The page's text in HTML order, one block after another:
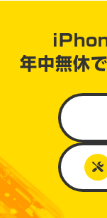
年中無休で